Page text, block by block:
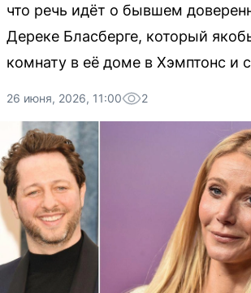
что речь идёт о бывшем
Дереке Бласберге, который
комнату в её доме в Хэмптонс и
26 июня, 2026, 11:00 2